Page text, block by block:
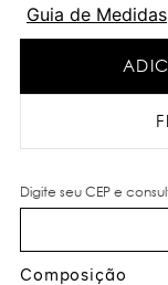
Guia de Medidas
Composição